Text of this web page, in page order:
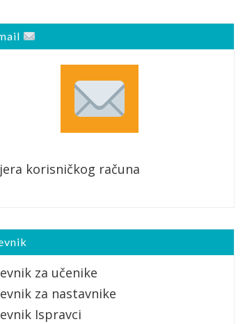
korisničkog računa
za učenike
za nastavnike
Ispravci